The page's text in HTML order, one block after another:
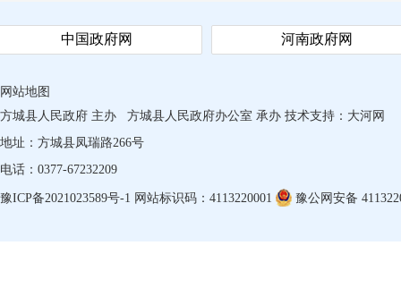
中国政府网 河南政府网
网站地图
方城县人民政府 主办
方城县人民政府办公室 承办 技术支持： 大河网
地址：方城县凤瑞路266号
电话：0377-67232209
豫ICP备2021023589号-1 网站标识码：4113220001 豫公网安备